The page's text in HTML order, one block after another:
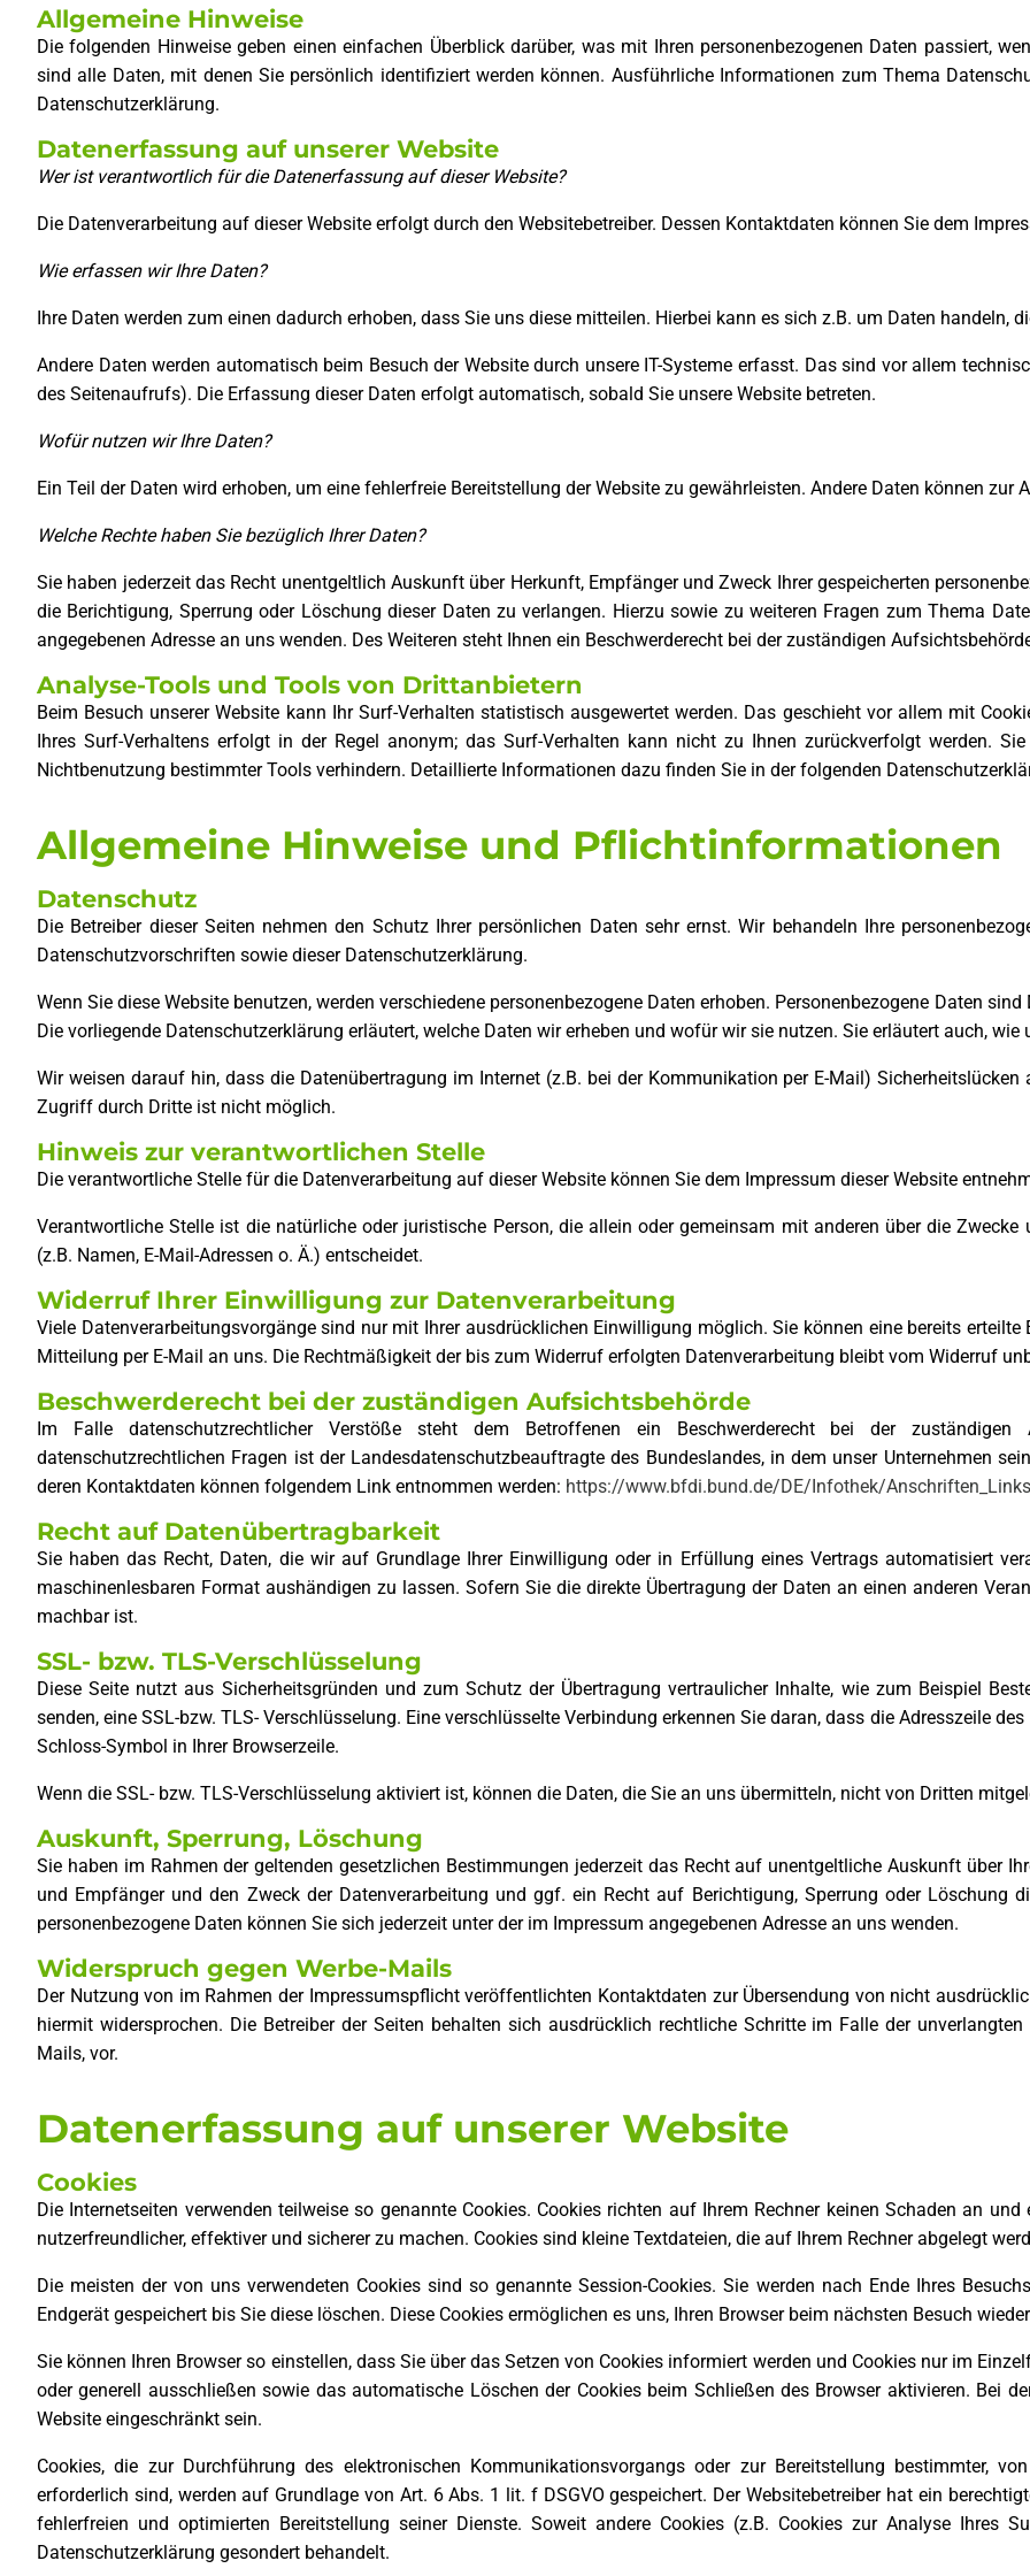
Allgemeine Hinweise
Die folgenden Hinweise geben einen einfachen Überblick darüber, was mit Ihren personenbezogenen Daten passiert,
sind alle Daten, mit denen Sie persönlich identifiziert werden können. Ausführliche Informationen zum Thema
Datenschutzerklärung.
Datenerfassung auf unserer Website
Wer ist verantwortlich für die Datenerfassung auf dieser Website?
Die Datenverarbeitung auf dieser Website erfolgt durch den Websitebetreiber. Dessen Kontaktdaten können Sie dem
Wie erfassen wir Ihre Daten?
Ihre Daten werden zum einen dadurch erhoben, dass Sie uns diese mitteilen. Hierbei kann es sich z.B. um Daten handeln,
Andere Daten werden automatisch beim Besuch der Website durch unsere IT-Systeme erfasst. Das sind vor allem
des Seitenaufrufs). Die Erfassung dieser Daten erfolgt automatisch, sobald Sie unsere Website betreten.
Wofür nutzen wir Ihre Daten?
Ein Teil der Daten wird erhoben, um eine fehlerfreie Bereitstellung der Website zu gewährleisten. Andere Daten können zur
Welche Rechte haben Sie bezüglich Ihrer Daten?
Sie haben jederzeit das Recht unentgeltlich Auskunft über Herkunft, Empfänger und Zweck Ihrer gespeicherten
die Berichtigung, Sperrung oder Löschung dieser Daten zu verlangen. Hierzu sowie zu weiteren Fragen zum Thema
angegebenen Adresse an uns wenden. Des Weiteren steht Ihnen ein Beschwerderecht bei der zuständigen
Analyse-Tools und Tools von Drittanbietern
Beim Besuch unserer Website kann Ihr Surf-Verhalten statistisch ausgewertet werden. Das geschieht vor allem mit
Ihres Surf-Verhaltens erfolgt in der Regel anonym; das Surf-Verhalten kann nicht zu Ihnen zurückverfolgt werden.
Nichtbenutzung bestimmter Tools verhindern. Detaillierte Informationen dazu finden Sie in der folgenden
Allgemeine Hinweise und Pflichtinformationen
Datenschutz
Die Betreiber dieser Seiten nehmen den Schutz Ihrer persönlichen Daten sehr ernst. Wir behandeln Ihre
Datenschutzvorschriften sowie dieser Datenschutzerklärung.
Wenn Sie diese Website benutzen, werden verschiedene personenbezogene Daten erhoben. Personenbezogene Daten
Die vorliegende Datenschutzerklärung erläutert, welche Daten wir erheben und wofür wir sie nutzen. Sie erläutert auch,
Wir weisen darauf hin, dass die Datenübertragung im Internet (z.B. bei der Kommunikation per E-Mail)
Zugriff durch Dritte ist nicht möglich.
Hinweis zur verantwortlichen Stelle
Die verantwortliche Stelle für die Datenverarbeitung auf dieser Website können Sie dem Impressum dieser Website
Verantwortliche Stelle ist die natürliche oder juristische Person, die allein oder gemeinsam mit anderen über die
(z.B. Namen, E-Mail-Adressen o. Ä.) entscheidet.
Widerruf Ihrer Einwilligung zur Datenverarbeitung
Viele Datenverarbeitungsvorgänge sind nur mit Ihrer ausdrücklichen Einwilligung möglich. Sie können eine bereits
Mitteilung per E-Mail an uns. Die Rechtmäßigkeit der bis zum Widerruf erfolgten Datenverarbeitung bleibt vom Widerruf
Beschwerderecht bei der zuständigen Aufsichtsbehörde
Im Falle datenschutzrechtlicher Verstöße steht dem Betroffenen ein Beschwerderecht bei der zuständigen
datenschutzrechtlichen Fragen ist der Landesdatenschutzbeauftragte des Bundeslandes, in dem unser Unternehmen
deren Kontaktdaten können folgendem Link entnommen werden: https://www.bfdi.bund.de/DE/Infothek/
Recht auf Datenübertragbarkeit
Sie haben das Recht, Daten, die wir auf Grundlage Ihrer Einwilligung oder in Erfüllung eines Vertrags automatisiert
maschinenlesbaren Format aushändigen zu lassen. Sofern Sie die direkte Übertragung der Daten an einen anderen
machbar ist.
SSL- bzw. TLS-Verschlüsselung
Diese Seite nutzt aus Sicherheitsgründen und zum Schutz der Übertragung vertraulicher Inhalte, wie zum Beispiel
senden, eine SSL-bzw. TLS- Verschlüsselung. Eine verschlüsselte Verbindung erkennen Sie daran, dass die Adresszeile
Schloss-Symbol in Ihrer Browserzeile.
Wenn die SSL- bzw. TLS-Verschlüsselung aktiviert ist, können die Daten, die Sie an uns übermitteln, nicht von Dritten
Auskunft, Sperrung, Löschung
Sie haben im Rahmen der geltenden gesetzlichen Bestimmungen jederzeit das Recht auf unentgeltliche Auskunft über
und Empfänger und den Zweck der Datenverarbeitung und ggf. ein Recht auf Berichtigung, Sperrung oder Löschung
personenbezogene Daten können Sie sich jederzeit unter der im Impressum angegebenen Adresse an uns wenden.
Widerspruch gegen Werbe-Mails
Der Nutzung von im Rahmen der Impressumspflicht veröffentlichten Kontaktdaten zur Übersendung von nicht
hiermit widersprochen. Die Betreiber der Seiten behalten sich ausdrücklich rechtliche Schritte im Falle der
Mails, vor.
Datenerfassung auf unserer Website
Cookies
Die Internetseiten verwenden teilweise so genannte Cookies. Cookies richten auf Ihrem Rechner keinen Schaden an
nutzerfreundlicher, effektiver und sicherer zu machen. Cookies sind kleine Textdateien, die auf Ihrem Rechner abgelegt
Die meisten der von uns verwendeten Cookies sind so genannte Session-Cookies. Sie werden nach Ende Ihres
Endgerät gespeichert bis Sie diese löschen. Diese Cookies ermöglichen es uns, Ihren Browser beim nächsten Besuch
Sie können Ihren Browser so einstellen, dass Sie über das Setzen von Cookies informiert werden und Cookies nur im
oder generell ausschließen sowie das automatische Löschen der Cookies beim Schließen des Browser aktivieren. Bei
Website eingeschränkt sein.
Cookies, die zur Durchführung des elektronischen Kommunikationsvorgangs oder zur Bereitstellung bestimmter,
erforderlich sind, werden auf Grundlage von Art. 6 Abs. 1 lit. f DSGVO gespeichert. Der Websitebetreiber hat ein
fehlerfreien und optimierten Bereitstellung seiner Dienste. Soweit andere Cookies (z.B. Cookies zur Analyse Ihres
Datenschutzerklärung gesondert behandelt.